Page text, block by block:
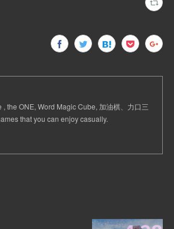
the ONE, Word Magic Cube, 加油棋、力口三
that you can enjoy casually.